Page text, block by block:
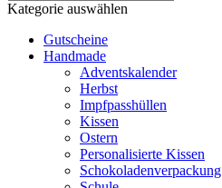
Kategorie auswählen
Gutscheine
Handmade
Adventskalender
Herbst
Impfpasshüllen
Kissen
Ostern
Personalisierte Kissen
Schokoladenverpackung